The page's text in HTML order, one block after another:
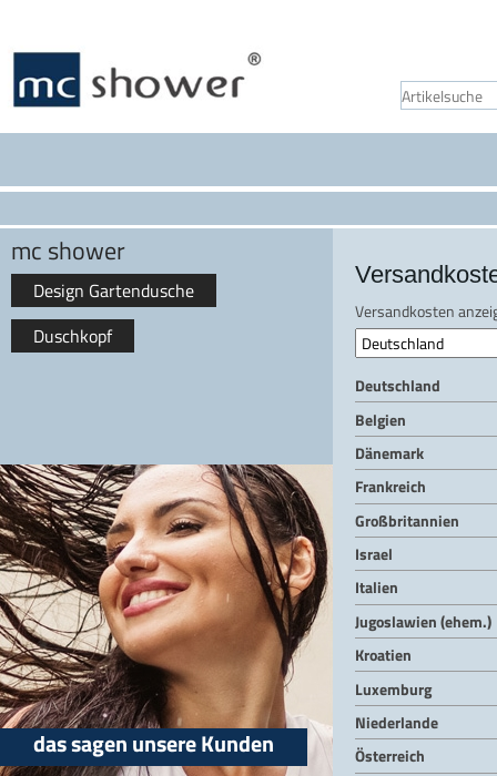
Versandkosten
Deutschland
Belgien
Dänemark
Frankreich
Großbritannien
Israel
Italien
Jugoslawien (ehem.)
Kroatien
Luxemburg
Niederlande
Österreich
mc shower
Design Gartendusche
Duschkopf
das sagen unsere Kunden